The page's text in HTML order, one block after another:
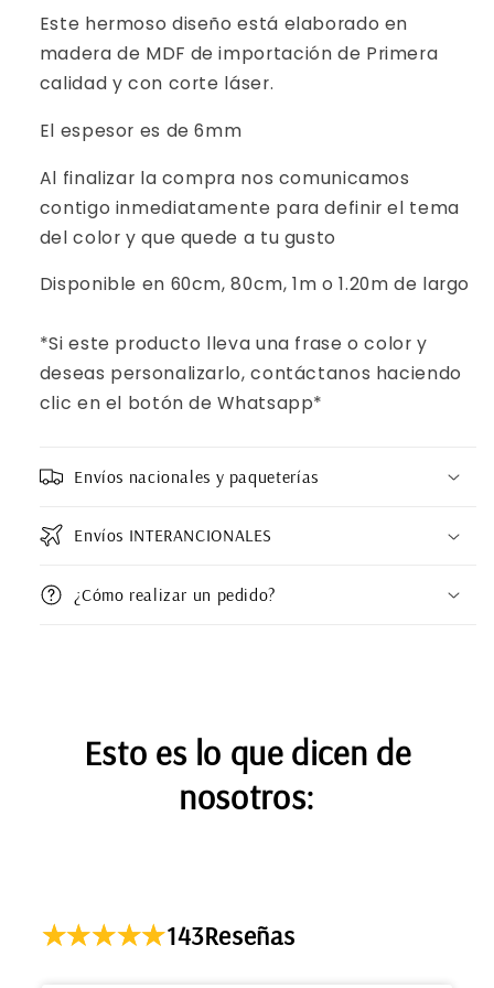
Este hermoso diseño está elaborado en
madera de MDF de importación de Primera
calidad y con corte láser.
El espesor es de 6mm
Al finalizar la compra nos comunicamos
contigo inmediatamente para definir el tema
del color y que quede a tu gusto
Disponible en 60cm, 80cm, 1m o 1.20m de largo
*Si este producto lleva una frase o color y
deseas personalizarlo, contáctanos haciendo
clic en el botón de Whatsapp*
Envíos nacionales y paqueterías
Envíos INTERANCIONALES
¿Cómo realizar un pedido?
Esto es lo que dicen de
nosotros:
143Reseñas